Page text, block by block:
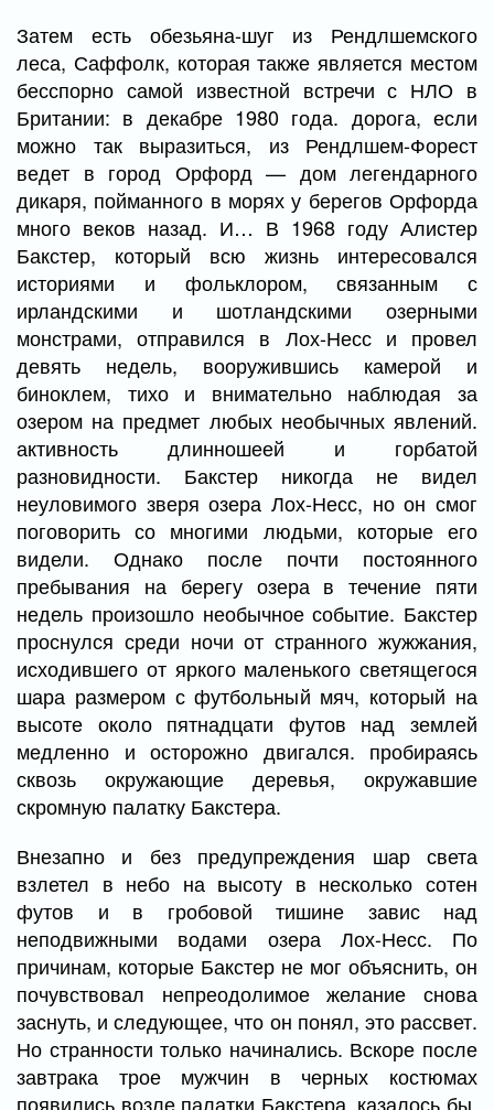
Затем есть обезьяна-шуг из Рендлшемского
леса, Саффолк, которая также является местом
бесспорно самой известной встречи с НЛО в
Британии: в декабре 1980 года. дорога, если
можно так выразиться, из Рендлшем-Форест
ведет в город Орфорд — дом легендарного
дикаря, пойманного в морях у берегов Орфорда
много веков назад. И… В 1968 году Алистер
Бакстер, который всю жизнь интересовался
историями и фольклором, связанным с
ирландскими и шотландскими озерными
монстрами, отправился в Лох-Несс и провел
девять недель, вооружившись камерой и
биноклем, тихо и внимательно наблюдая за
озером на предмет любых необычных явлений.
активность длинношеей и горбатой
разновидности. Бакстер никогда не видел
неуловимого зверя озера Лох-Несс, но он смог
поговорить со многими людьми, которые его
видели. Однако после почти постоянного
пребывания на берегу озера в течение пяти
недель произошло необычное событие. Бакстер
проснулся среди ночи от странного жужжания,
исходившего от яркого маленького светящегося
шара размером с футбольный мяч, который на
высоте около пятнадцати футов над землей
медленно и осторожно двигался. пробираясь
сквозь окружающие деревья, окружавшие
скромную палатку Бакстера.
Внезапно и без предупреждения шар света
взлетел в небо на высоту в несколько сотен
футов и в гробовой тишине завис над
неподвижными водами озера Лох-Несс. По
причинам, которые Бакстер не мог объяснить, он
почувствовал непреодолимое желание снова
заснуть, и следующее, что он понял, это рассвет.
Но странности только начинались. Вскоре после
завтрака трое мужчин в черных костюмах
появились возле палатки Бакстера, казалось бы,